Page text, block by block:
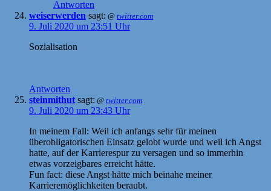
Antworten
weiserwerden sagt: @ twitter.com
9. Juli 2020 um 23:51 Uhr
Sozialisation
Antworten
steinmithut sagt: @ twitter.com
9. Juli 2020 um 23:43 Uhr
In meinem Fall: Weil ich anfangs sehr für meinen
überobligatorischen Einsatz gelobt wurde und weil ich Angst
hatte, auf der Karrierespur zu versagen und so immerhin
etwas vorzeigbares erreicht hätte.
Fun fact: diese Angst hätte mich beinahe meiner
Karrieremöglichkeiten beraubt.